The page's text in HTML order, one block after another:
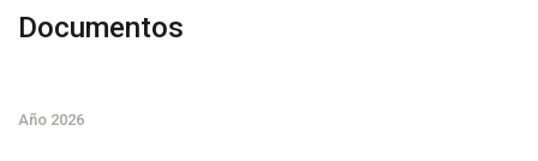
Documentos
Año 2026